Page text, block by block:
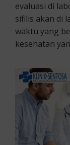
evaluasi di
sifilis akan di
waktu yang
kesehatan